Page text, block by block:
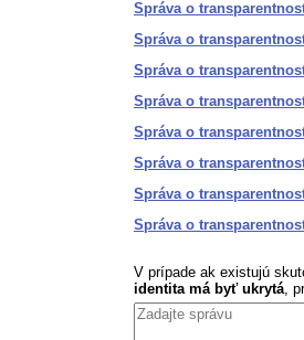
Správa o
Správa o
Správa o
Správa o
Správa o
Správa o
Správa o
Správa o
V prípade ak existujú
identita má byť ukrytá,